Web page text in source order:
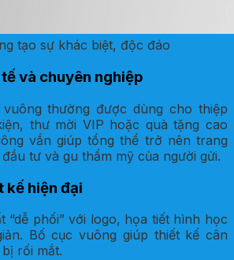
tạo sự khác biệt, độc đáo
và chuyên nghiệp
thường được dùng cho thiệp
thư mời VIP hoặc quà tặng cao
vắn giúp tổng thể trở nên trang
tư và gu thẩm mỹ của người gửi.
kế hiện đại
“dễ phối” với logo, họa tiết hình học
Bố cục vuông giúp thiết kế cân
rối mắt.